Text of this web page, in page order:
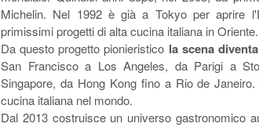
Michelin. Nel 1992 è già a Tokyo per aprire
primissimi progetti di alta cucina italiana in Oriente.
Da questo progetto pionieristico la scena
San Francisco a Los Angeles, da Parigi a
Singapore, da Hong Kong fino a Rio de
cucina italiana nel mondo.
Dal 2013 costruisce un universo gastronomico